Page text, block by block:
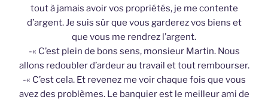
tout à jamais avoir vos propriétés, je me contente
d’argent. Je suis sûr que vous garderez vos biens et
que vous me rendrez l’argent.
-« C’est plein de bons sens, monsieur Martin. Nous
allons redoubler d’ardeur au travail et tout rembourser.
-« C’est cela. Et revenez me voir chaque fois que vous
avez des problèmes. Le banquier est le meilleur ami de